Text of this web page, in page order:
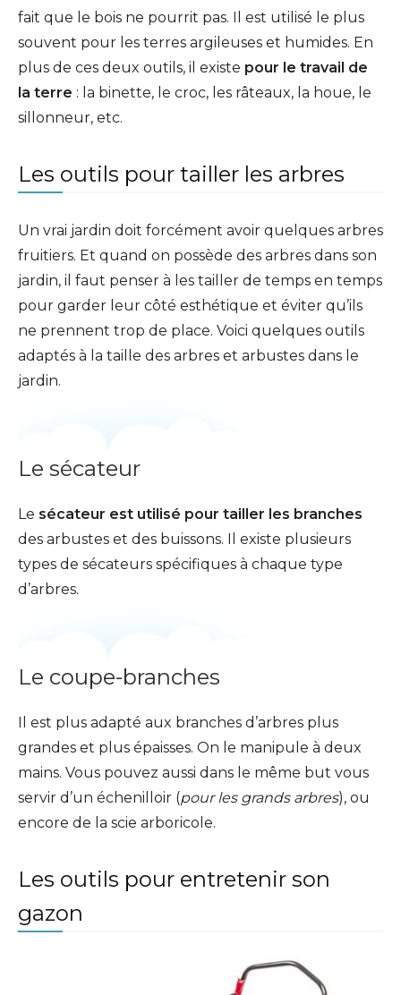
fait que le bois ne pourrit pas. Il est utilisé le plus
souvent pour les terres argileuses et humides. En
plus de ces deux outils, il existe pour le travail de
la terre : la binette, le croc, les râteaux, la houe, le
sillonneur, etc.
Les outils pour tailler les arbres
Un vrai jardin doit forcément avoir quelques arbres
fruitiers. Et quand on possède des arbres dans son
jardin, il faut penser à les tailler de temps en temps
pour garder leur côté esthétique et éviter qu’ils
ne prennent trop de place. Voici quelques outils
adaptés à la taille des arbres et arbustes dans le
jardin.
Le sécateur
Le sécateur est utilisé pour tailler les branches
des arbustes et des buissons. Il existe plusieurs
types de sécateurs spécifiques à chaque type
d’arbres.
Le coupe-branches
Il est plus adapté aux branches d’arbres plus
grandes et plus épaisses. On le manipule à deux
mains. Vous pouvez aussi dans le même but vous
servir d’un échenilloir (pour les grands arbres), ou
encore de la scie arboricole.
Les outils pour entretenir son
gazon